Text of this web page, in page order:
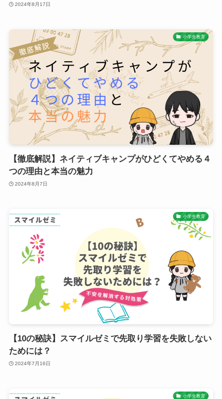
2024年8月17日
小学生教育
【徹底解説】ネイティブキャンプがひどくてやめる４
つの理由と本当の魅力
2024年8月7日
小学生教育
【10の秘訣】スマイルゼミで先取り学習を失敗しない
ためには？
2024年7月16日
小学生教育